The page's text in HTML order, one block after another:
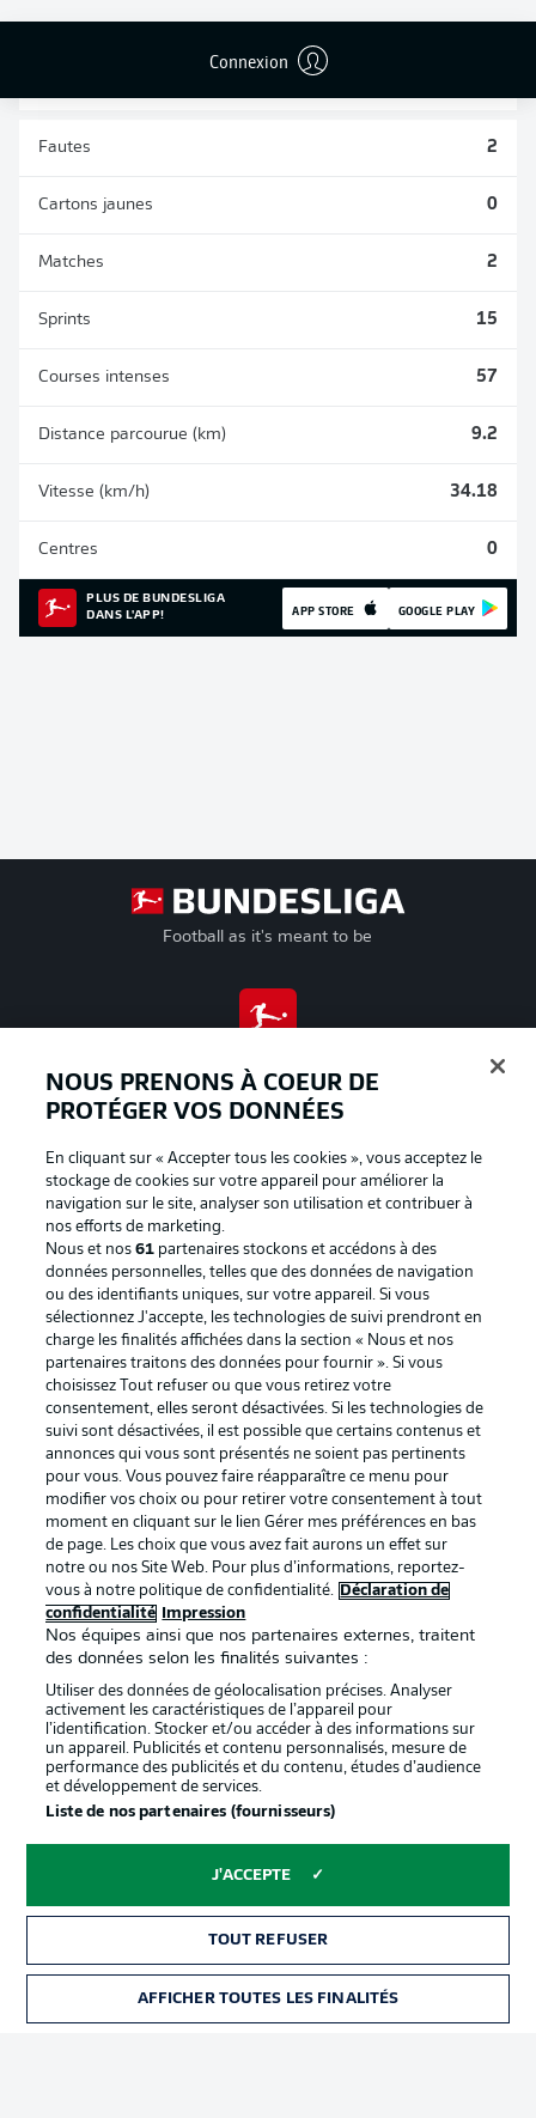
Connexion
8 4
Fautes 2
Cartons jaunes 0
Matches 2
Sprints 15
Courses intenses 57
Distance parcourue (km) 9.2
Vitesse (km/h) 34.18
Centres 0
PLUS DE BUNDESLIGA
DANS L'APP!
APP STORE GOOGLE PLAY
Football as it's meant to be
Proposé par
La publicité Conditions d’utilisation des
services
Mentions Légales Gérer mes préférences
confidentialité
Travaux Contact
Impression Joueurs
© 2026 Bundesliga-Gruppe GmbH
Choisissez votre langue
Français
NOUS PRENONS À COEUR DE
PROTÉGER VOS DONNÉES
En cliquant sur « Accepter tous les cookies », vous acceptez le
stockage de cookies sur votre appareil pour améliorer la
navigation sur le site, analyser son utilisation et contribuer à
nos efforts de marketing.
Nous et nos61 partenaires stockons et accédons à des
données personnelles, telles que des données de navigation
ou des identifiants uniques, sur votre appareil. Si vous
sélectionnez J'accepte, les technologies de suivi prendront en
charge les finalités affichées dans la section « Nous et nos
partenaires traitons des données pour fournir ». Si vous
choisissez Tout refuser ou que vous retirez votre
consentement, elles seront désactivées. Si les technologies de
suivi sont désactivées, il est possible que certains contenus et
annonces qui vous sont présentés ne soient pas pertinents
pour vous. Vous pouvez faire réapparaître ce menu pour
modifier vos choix ou pour retirer votre consentement à tout
moment en cliquant sur le lien Gérer mes préférences en bas
de page. Les choix que vous avez fait aurons un effet sur
notre ou nos Site Web. Pour plus d’informations, reportez-
vous à notre politique de confidentialité.
Déclaration de
confidentialité
Impression
Nos équipes ainsi que nos partenaires externes, traitent
des données selon les finalités suivantes :
Utiliser des données de géolocalisation précises. Analyser
activement les caractéristiques de l’appareil pour
l’identification. Stocker et/ou accéder à des informations sur
un appareil. Publicités et contenu personnalisés, mesure de
performance des publicités et du contenu, études d’audience
et développement de services.
Liste de nos partenaires (fournisseurs)
J'ACCEPTE
TOUT REFUSER
AFFICHER TOUTES LES FINALITÉS